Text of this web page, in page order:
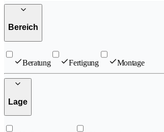
Bereich
Beratung Fertigung Montage
Lage